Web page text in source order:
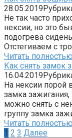
28.05.2019
Не так часто
нексии, но это
подогрева
Отстегиваем с
Читать полностью
Как снять замок
16.04.2019
На нексии порой
замка
можно снять с
группу замка
Читать полностью
Пагинация
1 2 3 Далее